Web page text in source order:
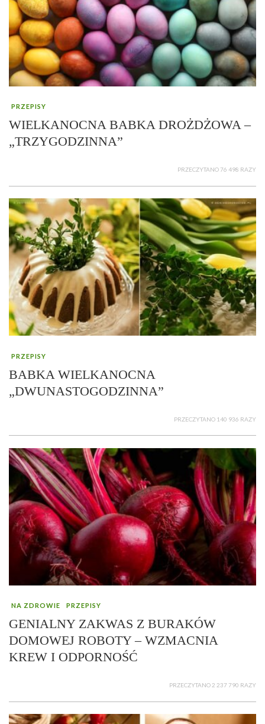
PRZEPISY
WIELKANOCNA BABKA DROŻDŻOWA –
„TRZYGODZINNA”
PRZECZYTANO 76 498 RAZY
PRZEPISY
BABKA WIELKANOCNA
„DWUNASTOGODZINNA”
PRZECZYTANO 140 936 RAZY
NA ZDROWIE PRZEPISY
GENIALNY ZAKWAS Z BURAKÓW
DOMOWEJ ROBOTY – WZMACNIA
KREW I ODPORNOŚĆ
PRZECZYTANO 2 237 790 RAZY